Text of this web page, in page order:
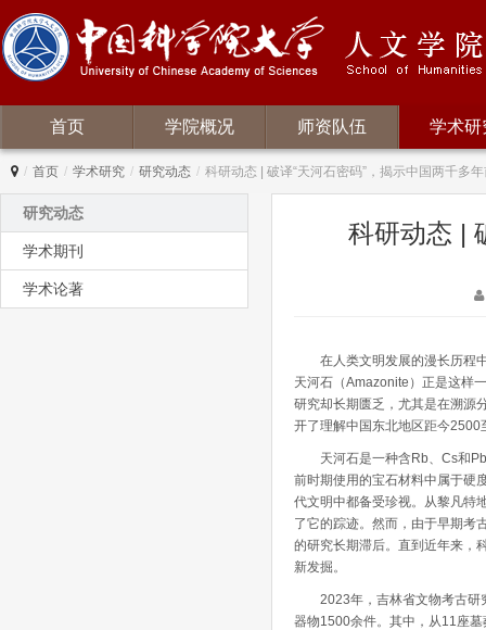
首页 学院概况 师资队伍 学术研
/ 首页 / 学术研究 / 研究动态 / 科研动态 | 破译“天河石密码”，揭示中国两千多
研究动态
学术期刊
学术论著
科研动态 |
在人类文明发展的漫长历程中
天河石（Amazonite）正是这样
研究却长期匮乏，尤其是在溯源
开了理解中国东北地区距今
天河石是一种含Rb、Cs和Pb
前时期使用的宝石材料中属于硬
代文明中都备受珍视。从黎凡特
了它的踪迹。然而，由于早期考
的研究长期滞后。直到近年来，
新发掘。
2023年，吉林省文物考古研究
器物1500余件。其中，从11座